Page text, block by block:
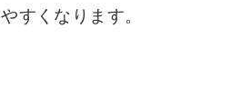
すくなります。